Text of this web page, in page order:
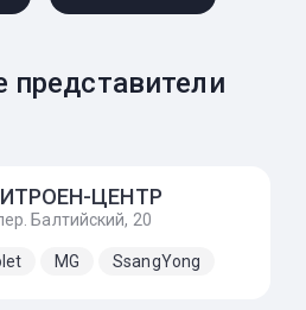
ЦЕНТР
Балтийский, 20
MG SsangYong